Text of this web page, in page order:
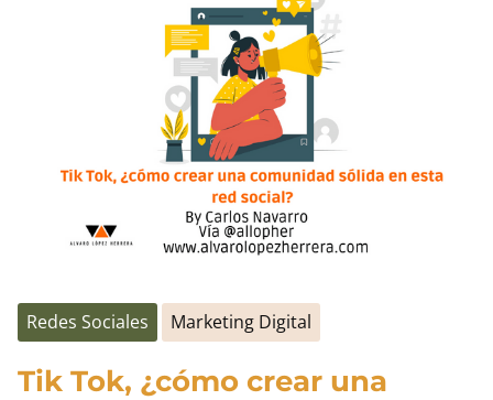
aprendido
siendo
emprendedor
Redes Sociales Marketing Digital
Tik Tok, ¿cómo crear una